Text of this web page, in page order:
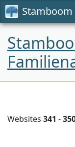
Stamboom
Websites 341 -